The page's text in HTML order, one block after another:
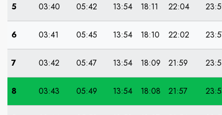
5 03:40 05:42 13:54 18:11 22:04
6 03:41 05:45 13:54 18:10 22:02
7 03:42 05:47 13:54 18:09 21:59
8 03:43 05:49 13:54 18:08 21:57